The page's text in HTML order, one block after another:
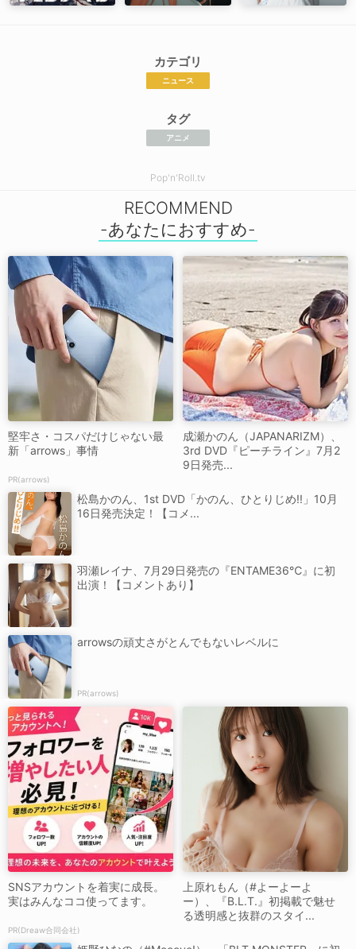
カテゴリ
ニュース
タグ
アニメ
Pop'n'Roll.tv
RECOMMEND
堅牢さ・コスパだけじゃない最
新「arrows」事情
PR(arrows)
成瀬かのん（JAPANARIZM）、
3rd DVD『ピーチライン』7月2
9日発売...
松島かのん、1st DVD「かのん、ひとりじめ!!」10月
16日発売決定！【コメ...
羽瀬レイナ、7月29日発売の『ENTAME36℃』に初
出演！【コメントあり】
arrowsの頑丈さがとんでもないレベルに
PR(arrows)
SNSアカウントを着実に成長。
実はみんなココ使ってます。
PR(Dreaw合同会社)
上原れもん（#よーよーよ
ー）、『B.L.T.』初掲載で魅せ
る透明感と抜群のスタイ...